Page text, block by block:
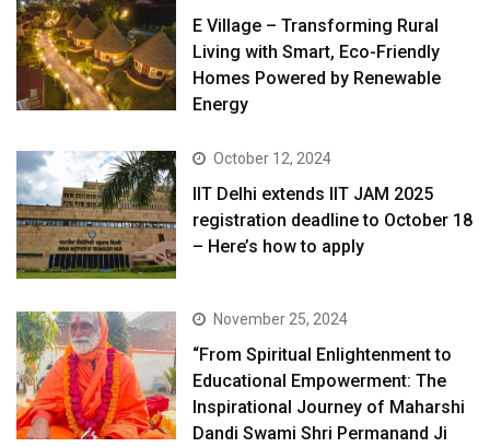
E Village – Transforming Rural
Living with Smart, Eco-Friendly
Homes Powered by Renewable
Energy
October 12, 2024
IIT Delhi extends IIT JAM 2025
registration deadline to October 18
– Here’s how to apply
November 25, 2024
“From Spiritual Enlightenment to
Educational Empowerment: The
Inspirational Journey of Maharshi
Dandi Swami Shri Permanand Ji